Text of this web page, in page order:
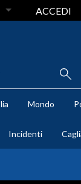
ACCEDI
Mondo
Incidenti